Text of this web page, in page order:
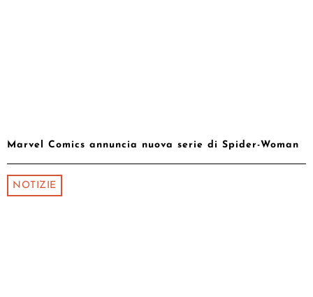
Marvel Comics annuncia nuova serie di Spider-Woman
NOTIZIE